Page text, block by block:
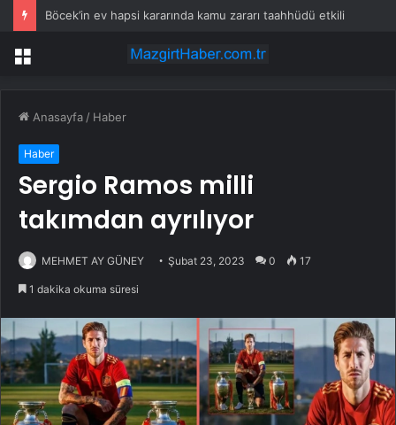
Böcek’in ev hapsi kararında kamu zararı taahhüdü etkili
Menü
Anasayfa / Haber
Haber
Sergio Ramos milli
takımdan ayrılıyor
MEHMET AY GÜNEY Şubat 23, 2023 0 17
1 dakika okuma süresi